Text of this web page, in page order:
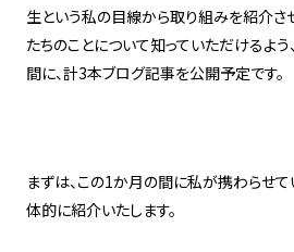
生という私の目線から取り組みを紹介さ
たちのことについて知っていただけるよ
間に、計3本ブログ記事を公開予定です。
まずは、この1か月の間に私が携わらせ
体的に紹介いたします。